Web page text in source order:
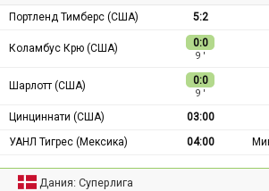
Портленд Тимберс (США) 5:2
Коламбус Крю (США) 0:0
9 ′
Шарлотт (США) 0:0
9 ′
Цинциннати (США) 03:00
УАНЛ Тигрес (Мексика)
04:00
Дания: Суперлига